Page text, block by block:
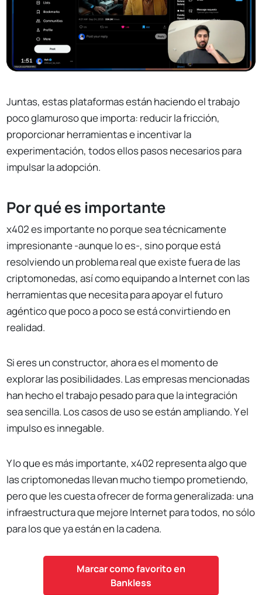
Juntas, estas plataformas están haciendo el trabajo
poco glamuroso que importa: reducir la fricción,
proporcionar herramientas e incentivar la
experimentación, todos ellos pasos necesarios para
impulsar la adopción.
Por qué es importante
x402 es importante no porque sea técnicamente
impresionante -aunque lo es-, sino porque está
resolviendo un problema real que existe fuera de las
criptomonedas, así como equipando a Internet con las
herramientas que necesita para apoyar el futuro
agéntico que poco a poco se está convirtiendo en
realidad.
Si eres un constructor, ahora es el momento de
explorar las posibilidades. Las empresas mencionadas
han hecho el trabajo pesado para que la integración
sea sencilla. Los casos de uso se están ampliando. Y el
impulso es innegable.
Y lo que es más importante, x402 representa algo que
las criptomonedas llevan mucho tiempo prometiendo,
pero que les cuesta ofrecer de forma generalizada: una
infraestructura que mejore Internet para todos, no sólo
para los que ya están en la cadena.
Marcar como favorito en
Bankless